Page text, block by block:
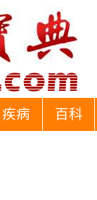
疾病 百科